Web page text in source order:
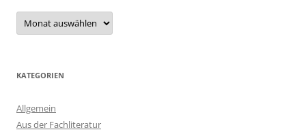
Archiv
KATEGORIEN
Allgemein
Aus der Fachliteratur